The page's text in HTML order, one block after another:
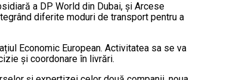
a DP World din Dubai, și Arcese
diferite moduri de transport pentru a
Economic European. Activitatea sa se va
și coordonare în livrări.